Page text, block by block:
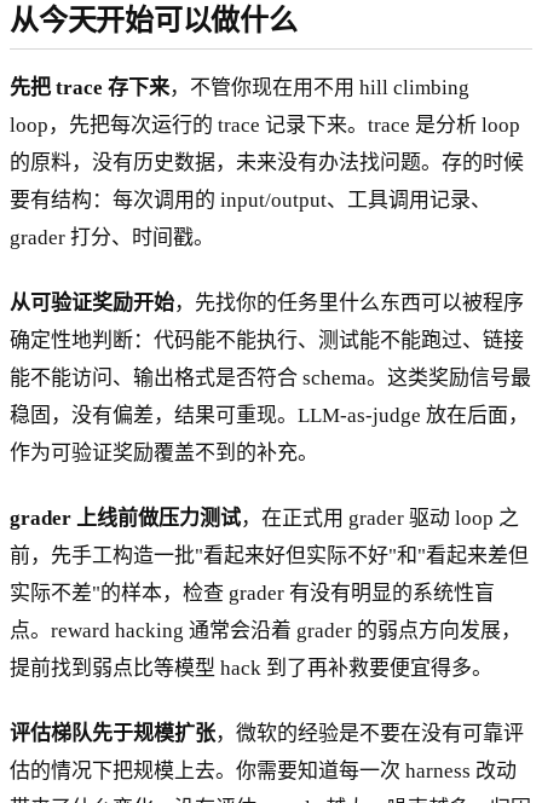
从今天开始可以做什么
先把 trace 存下来，不管你现在用不用 hill climbing
loop，先把每次运行的 trace 记录下来。trace 是分析 loop
的原料，没有历史数据，未来没有办法找问题。存的时候
要有结构：每次调用的 input/output、工具调用记录、
grader 打分、时间戳。
从可验证奖励开始，先找你的任务里什么东西可以被程序
确定性地判断：代码能不能执行、测试能不能跑过、链接
能不能访问、输出格式是否符合 schema。这类奖励信号最
稳固，没有偏差，结果可重现。LLM-as-judge 放在后面，
作为可验证奖励覆盖不到的补充。
grader 上线前做压力测试，在正式用 grader 驱动 loop 之
前，先手工构造一批"看起来好但实际不好"和"看起来差但
实际不差"的样本，检查 grader 有没有明显的系统性盲
点。reward hacking 通常会沿着 grader 的弱点方向发展，
提前找到弱点比等模型 hack 到了再补救要便宜得多。
评估梯队先于规模扩张，微软的经验是不要在没有可靠评
估的情况下把规模上去。你需要知道每一次 harness 改动